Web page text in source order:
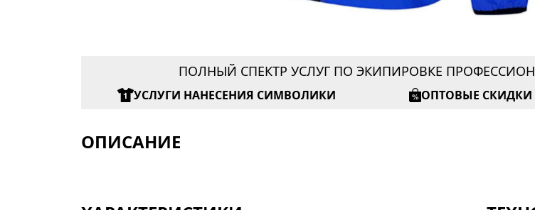
ПОЛНЫЙ СПЕКТР УСЛУГ ПО ЭКИПИРОВКЕ
УСЛУГИ НАНЕСЕНИЯ СИМВОЛИКИ ОПТОВЫЕ СКИДКИ
ОПИСАНИЕ